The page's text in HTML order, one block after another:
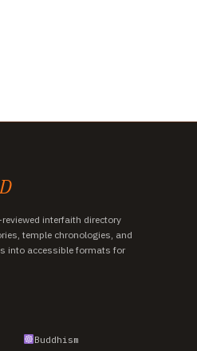
interfaith directory
temple chronologies, and
into accessible formats for
Buddhism